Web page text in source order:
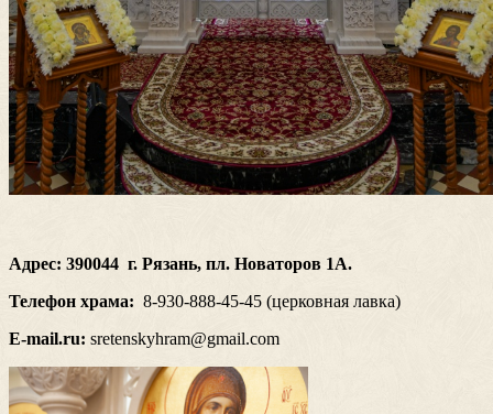
Адрес: 390044 г. Рязань, пл. Новаторов 1А.
Телефон храма: 8-930-888-45-45 (церковная лавка)
Е-mail.ru: sretenskyhram@gmail.com